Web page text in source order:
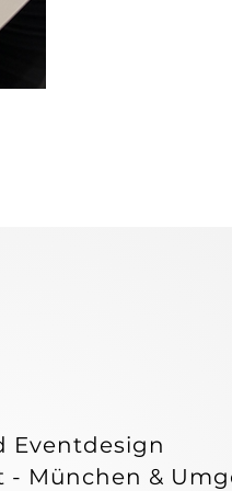
Eventdesign
München &